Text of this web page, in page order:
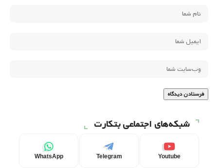
شبکه‌های اجتماعی بتکارت
Youtube
Telegram
WhatsApp